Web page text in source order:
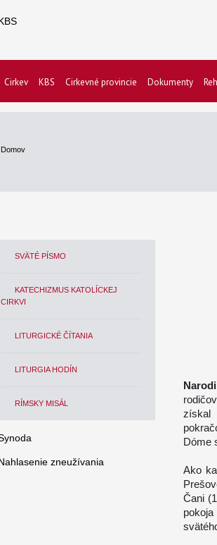
Cirkev KBS Cirkevné provincie Dokumenty
Domov
SVÄTÉ PÍSMO
KATECHIZMUS KATOLÍCKEJ
CIRKVI
LITURGICKÉ ČÍTANIA
LITURGIA HODÍN
RÍMSKY MISÁL
získal
Dóme
Ako
Čani